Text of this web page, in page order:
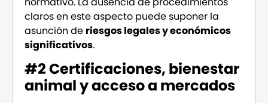
claros en este aspecto puede suponer la
asunción de riesgos legales y económicos
significativos.
#2 Certificaciones, bienestar
animal y acceso a mercados